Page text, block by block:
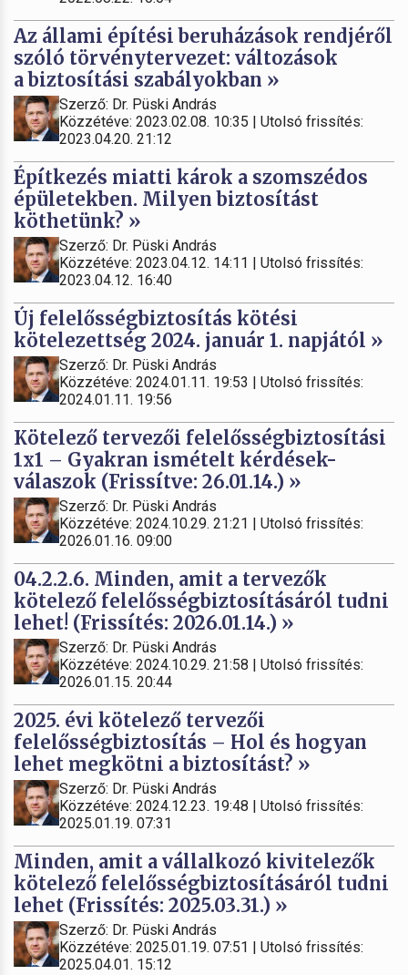
Az állami építési beruházások rendjéről
szóló törvénytervezet: változások
a biztosítási szabályokban »
Szerző: Dr. Püski András
Közzétéve: 2023.02.08. 10:35 | Utolsó frissítés:
2023.04.20. 21:12
Építkezés miatti károk a szomszédos
épületekben. Milyen biztosítást
köthetünk? »
Szerző: Dr. Püski András
Közzétéve: 2023.04.12. 14:11 | Utolsó frissítés:
2023.04.12. 16:40
Új felelősségbiztosítás kötési
kötelezettség 2024. január 1. napjától »
Szerző: Dr. Püski András
Közzétéve: 2024.01.11. 19:53 | Utolsó frissítés:
2024.01.11. 19:56
Kötelező tervezői felelősségbiztosítási
1x1 – Gyakran ismételt kérdések-
válaszok (Frissítve: 26.01.14.) »
Szerző: Dr. Püski András
Közzétéve: 2024.10.29. 21:21 | Utolsó frissítés:
2026.01.16. 09:00
04.2.2.6. Minden, amit a tervezők
kötelező felelősségbiztosításáról tudni
lehet! (Frissítés: 2026.01.14.) »
Szerző: Dr. Püski András
Közzétéve: 2024.10.29. 21:58 | Utolsó frissítés:
2026.01.15. 20:44
2025. évi kötelező tervezői
felelősségbiztosítás – Hol és hogyan
lehet megkötni a biztosítást? »
Szerző: Dr. Püski András
Közzétéve: 2024.12.23. 19:48 | Utolsó frissítés:
2025.01.19. 07:31
Minden, amit a vállalkozó kivitelezők
kötelező felelősségbiztosításáról tudni
lehet (Frissítés: 2025.03.31.) »
Szerző: Dr. Püski András
Közzétéve: 2025.01.19. 07:51 | Utolsó frissítés:
2025.04.01. 15:12